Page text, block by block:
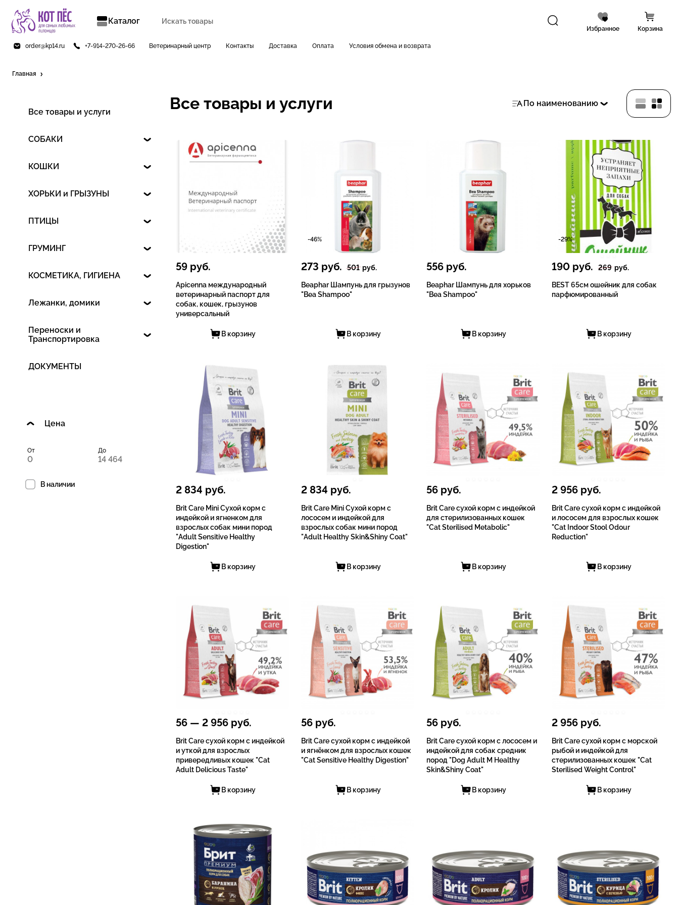
Каталог
Избранное Корзина
order@kp14.ru +7-914-270-26-66 Ветеринарный центр Контакты Доставка Оплата Условия обмена и возврата
Главная
Все товары и услуги
СОБАКИ
КОШКИ
ХОРЬКИ и ГРЫЗУНЫ
ПТИЦЫ
ГРУМИНГ
КОСМЕТИКА, ГИГИЕНА
Лежанки, домики
Переноски и
Транспортировка
ДОКУМЕНТЫ
Цена
От До
В наличии
Все товары и услуги По наименованию
59 руб.
Apicenna международный
ветеринарный паспорт для
собак, кошек, грызунов
универсальный
В корзину
-46%
273 руб. 501руб.
Beaphar Шампунь для грызунов
"Bea Shampoo"
В корзину
556 руб.
Beaphar Шампунь для хорьков
"Bea Shampoo"
В корзину
-29%
190 руб. 269 руб.
BEST 65см ошейник для собак
парфюмированный
В корзину
2 834 руб.
Brit Care Mini Сухой корм с
индейкой и ягненком для
взрослых cобак мини пород
"Adult Sensitive Healthy
Digestion"
В корзину
2 834 руб.
Brit Care Mini Сухой корм с
лососем и индейкой для
взрослых cобак мини пород
"Adult Healthy Skin&Shiny Coat"
В корзину
56 руб.
Brit Care сухой корм с индейкой
для стерилизованных кошек
"Cat Sterilised Metabolic"
В корзину
2 956 руб.
Brit Care сухой корм с индейкой
и лососем для взрослых кошек
"Cat Indoor Stool Odour
Reduction"
В корзину
56 — 2 956 руб.
Brit Care сухой корм с индейкой
и уткой для взрослых
привередливых кошек "Cat
Adult Delicious Taste"
В корзину
56 руб.
Brit Care сухой корм с индейкой
и ягнёнком для взрослых кошек
"Cat Sensitive Healthy Digestion"
В корзину
56 руб.
Brit Care сухой корм с лососем и
индейкой для собак средник
пород "Dog Adult M Healthy
Skin&Shiny Coat"
В корзину
2 956 руб.
Brit Care сухой корм с морской
рыбой и индейкой для
стерилизованных кошек "Cat
Sterilised Weight Control"
В корзину